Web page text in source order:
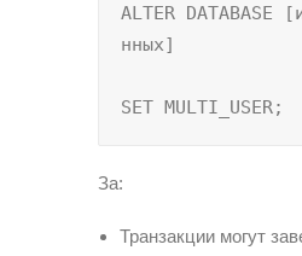
ALTER DATABASE
нных]
SET MULTI_USER;
За:
Транзакции могут